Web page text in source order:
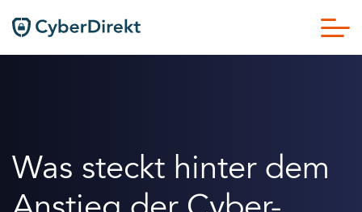
Was steckt hinter dem